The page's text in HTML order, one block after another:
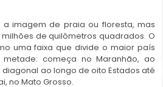
a imagem de praia ou floresta, mas
de quilômetros quadrados. O
uma faixa que divide o maior país
começa no Maranhão, ao
ao longo de oito Estados até
no Mato Grosso.